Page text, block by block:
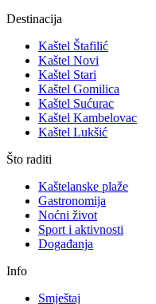
Destinacija
Kaštel Štafilić
Kaštel Novi
Kaštel Stari
Kaštel Gomilica
Kaštel Sućurac
Kaštel Kambelovac
Kaštel Lukšić
Što raditi
Kaštelanske plaže
Gastronomija
Noćni život
Sport i aktivnosti
Događanja
Info
Smještaj